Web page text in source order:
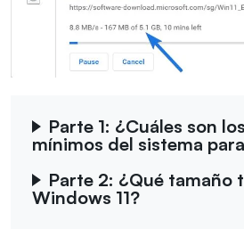
Parte 1: ¿Cuáles son
mínimos del sistema
Parte 2: ¿Qué tamaño
Windows 11?